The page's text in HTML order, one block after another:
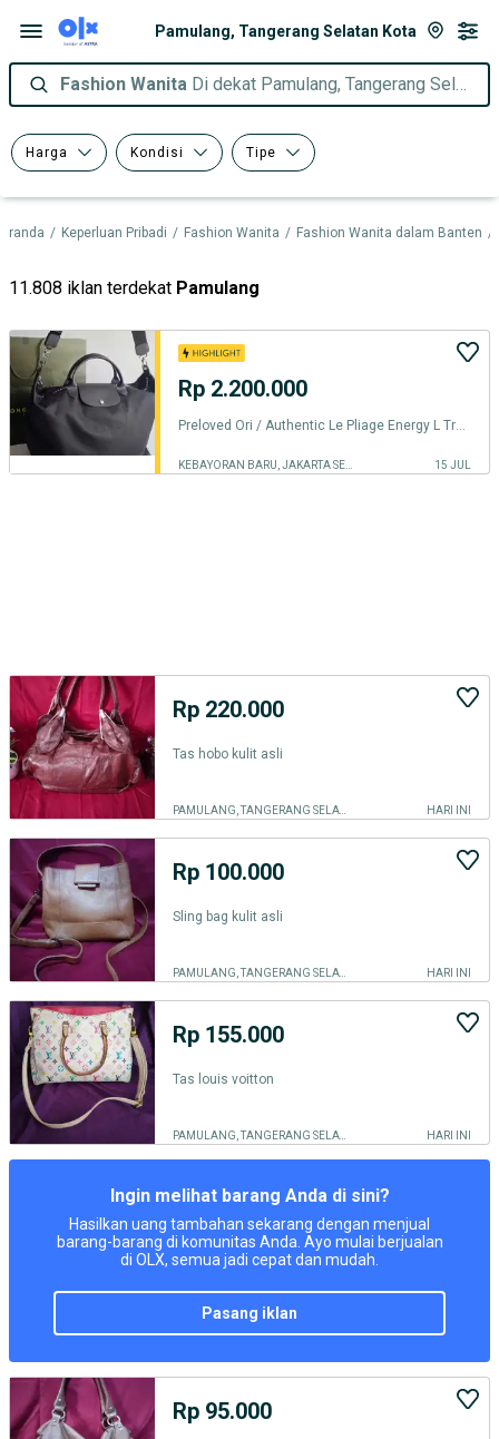
Pamulang, Tangerang Selatan Kota
Fashion Wanita Di dekat Pamulang, Tangerang Selatan Kota
Harga Kondisi Tipe
/ Keperluan Pribadi / Fashion Wanita / Fashion Wanita dalam Banten /
11.808 iklan terdekat Pamulang
Rp 2.200.000
15 JUL
Rp 220.000
Tas hobo kulit asli
PAMULANG, TANGERANG SELATAN KOTA HARI INI
Rp 100.000
Sling bag kulit asli
PAMULANG, TANGERANG SELATAN KOTA HARI INI
Rp 155.000
Tas louis voitton
PAMULANG, TANGERANG SELATAN KOTA HARI INI
Ingin melihat barang Anda di sini?
Hasilkan uang tambahan sekarang dengan menjual
barang-barang di komunitas Anda. Ayo mulai berjualan
di OLX, semua jadi cepat dan mudah.
pasang iklan
Rp 95.000